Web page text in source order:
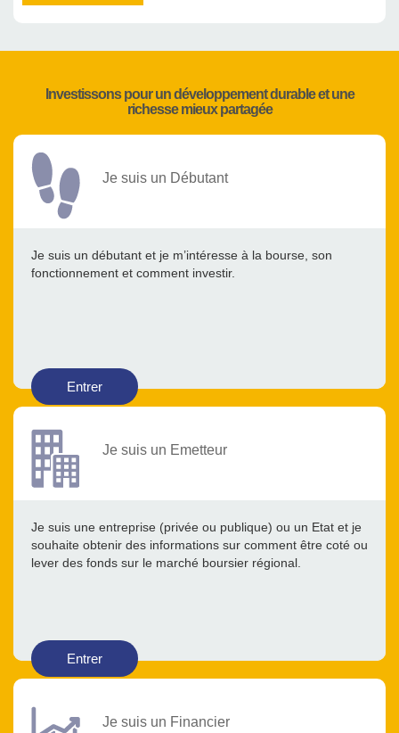
Investissons pour un développement durable et une
richesse mieux partagée
Je suis un Débutant
Je suis un débutant et je m’intéresse à la bourse, son
fonctionnement et comment investir.
Entrer
Je suis un Emetteur
Je suis une entreprise (privée ou publique) ou un Etat et je
souhaite obtenir des informations sur comment être coté ou
lever des fonds sur le marché boursier régional.
Entrer
Je suis un Financier